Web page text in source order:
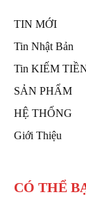
TIN MỚI
Tin Nhật Bản
Tin KIẾM
SẢN PHẨM
HỆ THỐNG
Giới Thiệu
CÓ THỂ